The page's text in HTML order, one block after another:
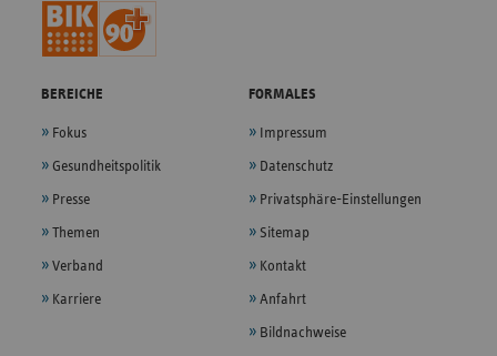
BEREICHE
Fokus
Gesundheitspolitik
Presse
Themen
Verband
Karriere
FORMALES
Impressum
Datenschutz
Privatsphäre-Einstellungen
Sitemap
Kontakt
Anfahrt
Bildnachweise